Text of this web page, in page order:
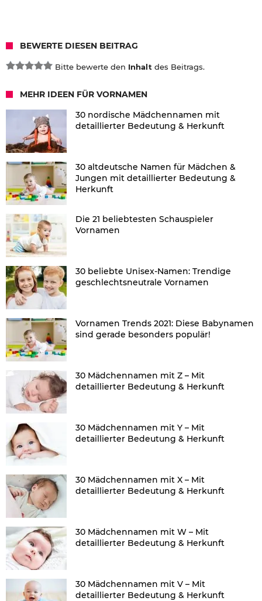
BEWERTE DIESEN BEITRAG
Bitte bewerte den Inhalt des Beitrags.
MEHR IDEEN FÜR VORNAMEN
30 nordische Mädchennamen mit
detaillierter Bedeutung & Herkunft
30 altdeutsche Namen für Mädchen &
Jungen mit detaillierter Bedeutung &
Herkunft
Die 21 beliebtesten Schauspieler
Vornamen
30 beliebte Unisex-Namen: Trendige
geschlechtsneutrale Vornamen
Vornamen Trends 2021: Diese Babynamen
sind gerade besonders populär!
30 Mädchennamen mit Z – Mit
detaillierter Bedeutung & Herkunft
30 Mädchennamen mit Y – Mit
detaillierter Bedeutung & Herkunft
30 Mädchennamen mit X – Mit
detaillierter Bedeutung & Herkunft
30 Mädchennamen mit W – Mit
detaillierter Bedeutung & Herkunft
30 Mädchennamen mit V – Mit
detaillierter Bedeutung & Herkunft